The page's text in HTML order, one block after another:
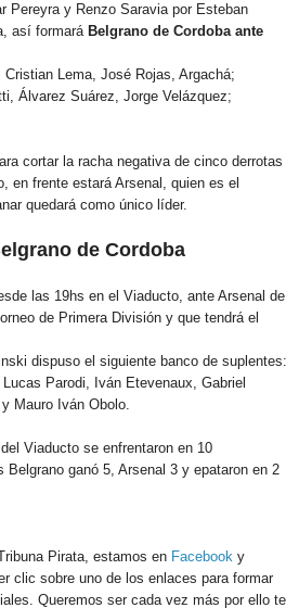
Pereyra y Renzo Saravia por Esteban
así formará Belgrano de Cordoba ante
Lema, José Rojas, Argachá;
Álvarez Suárez, Jorge Velázquez;
cortar la racha negativa de cinco derrotas
en frente estará Arsenal, quien es el
quedará como único líder.
de Cordoba
las 19hs en el Viaducto, ante Arsenal de
de Primera División y que tendrá el
dispuso el siguiente banco de suplentes:
Parodi, Iván Etevenaux, Gabriel
Mauro Iván Obolo.
Viaducto se enfrentaron en 10
Belgrano ganó 5, Arsenal 3 y epataron en 2
Pirata, estamos en Facebook y
clic sobre uno de los enlaces para formar
Queremos ser cada vez más por ello te